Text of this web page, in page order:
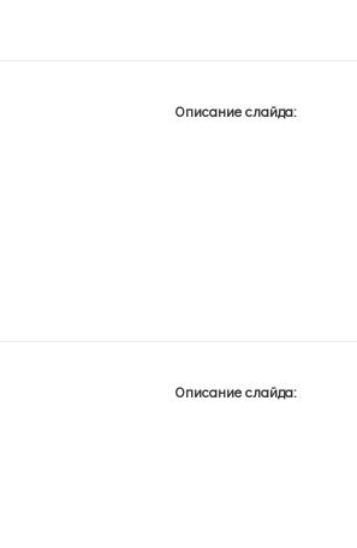
Описание слайда:
Описание слайда: